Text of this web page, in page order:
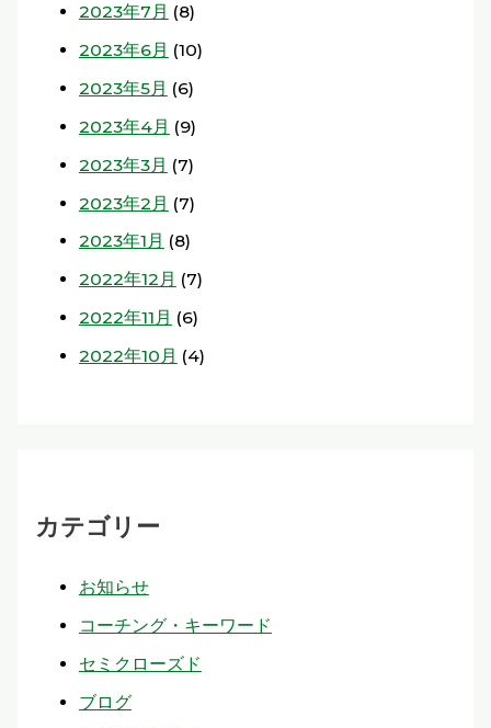
2023年7月 (8)
2023年6月 (10)
2023年5月 (6)
2023年4月 (9)
2023年3月 (7)
2023年2月 (7)
2023年1月 (8)
2022年12月 (7)
2022年11月 (6)
2022年10月 (4)
カテゴリー
お知らせ
コーチング・キーワード
セミクローズド
ブログ